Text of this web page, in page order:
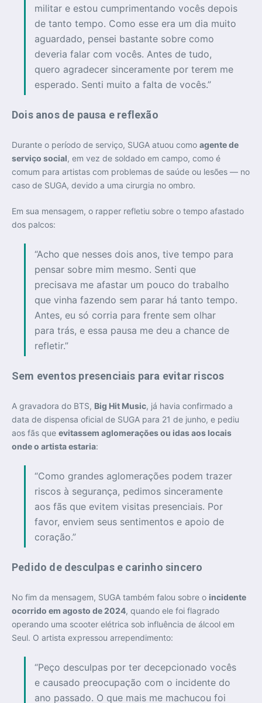
militar e estou cumprimentando vocês depois
de tanto tempo. Como esse era um dia muito
aguardado, pensei bastante sobre como
deveria falar com vocês. Antes de tudo,
quero agradecer sinceramente por terem me
esperado. Senti muito a falta de vocês.”
Dois anos de pausa e reflexão
Durante o período de serviço, SUGA atuou como agente de
serviço social, em vez de soldado em campo, como é
comum para artistas com problemas de saúde ou lesões — no
caso de SUGA, devido a uma cirurgia no ombro.
Em sua mensagem, o rapper refletiu sobre o tempo afastado
dos palcos:
“Acho que nesses dois anos, tive tempo para
pensar sobre mim mesmo. Senti que
precisava me afastar um pouco do trabalho
que vinha fazendo sem parar há tanto tempo.
Antes, eu só corria para frente sem olhar
para trás, e essa pausa me deu a chance de
refletir.”
Sem eventos presenciais para evitar riscos
A gravadora do BTS, Big Hit Music, já havia confirmado a
data de dispensa oficial de SUGA para 21 de junho, e pediu
aos fãs que evitassem aglomerações ou idas aos locais
onde o artista estaria:
“Como grandes aglomerações podem trazer
riscos à segurança, pedimos sinceramente
aos fãs que evitem visitas presenciais. Por
favor, enviem seus sentimentos e apoio de
coração.”
Pedido de desculpas e carinho sincero
No fim da mensagem, SUGA também falou sobre o incidente
ocorrido em agosto de 2024, quando ele foi flagrado
operando uma scooter elétrica sob influência de álcool em
Seul. O artista expressou arrependimento:
“Peço desculpas por ter decepcionado vocês
e causado preocupação com o incidente do
ano passado. O que mais me machucou foi